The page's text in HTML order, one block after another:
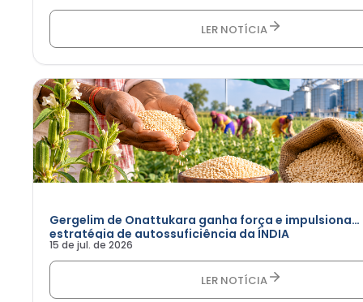
LER NOTÍCIA
Gergelim de Onattukara ganha força e impulsiona
estratégia de autossuficiência da ÍNDIA
15 de jul. de 2026
LER NOTÍCIA